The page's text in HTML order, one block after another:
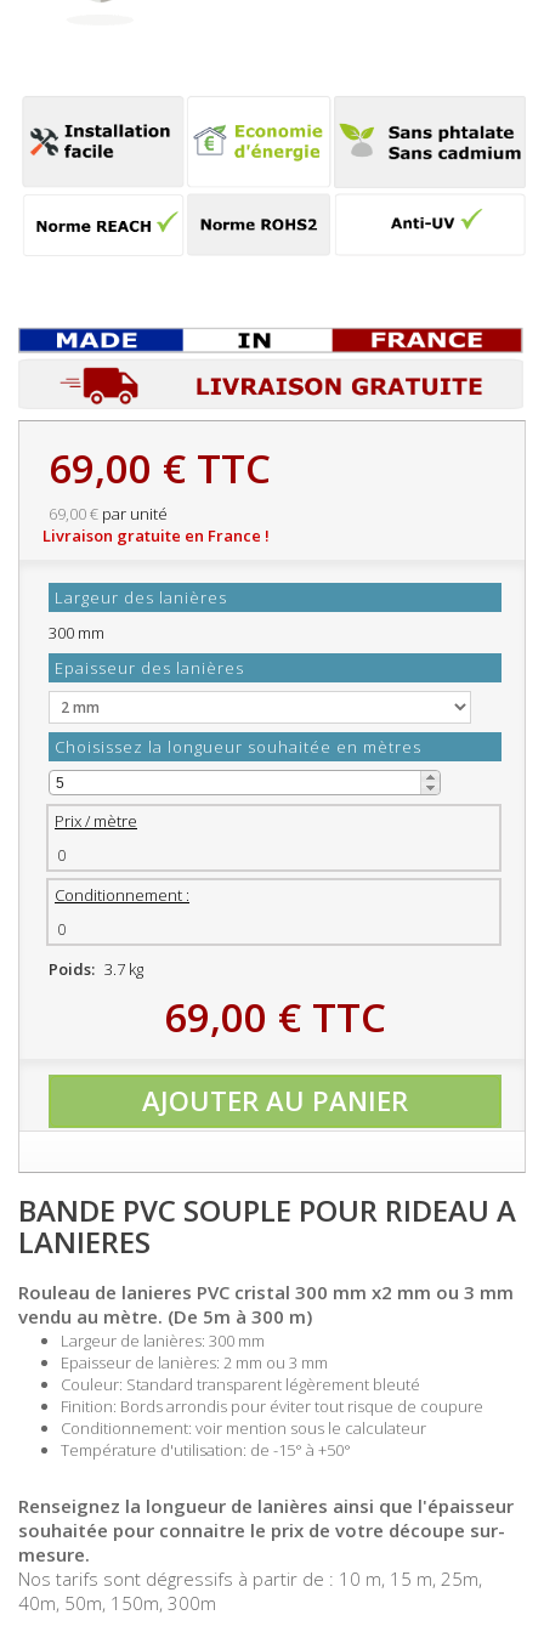
BANDE PVC SOUPLE POUR RIDEAU A
LANIERES
Rouleau de lanieres PVC cristal 300 mm x2 mm ou 3 mm
vendu au mètre. (De 5m à 300 m)
Largeur de lanières: 300 mm
Epaisseur de lanières: 2 mm ou 3 mm
Couleur: Standard transparent légèrement bleuté
Finition: Bords arrondis pour éviter tout risque de coupure
Conditionnement: voir mention sous le calculateur
Température d'utilisation: de -15° à +50°
Renseignez la longueur de lanières ainsi que l'épaisseur
souhaitée pour connaitre le prix de votre découpe sur-
mesure.
Nos tarifs sont dégressifs à partir de : 10 m, 15 m, 25m,
40m, 50m, 150m, 300m
69,00 € TTC
69,00 € par unité
Livraison gratuite en France !
Largeur des lanières
300 mm
Epaisseur des lanières
Choisissez la longueur souhaitée en mètres
Prix / mètre
0
Conditionnement :
0
Poids: 3.7 kg
69,00 € TTC
AJOUTER AU PANIER